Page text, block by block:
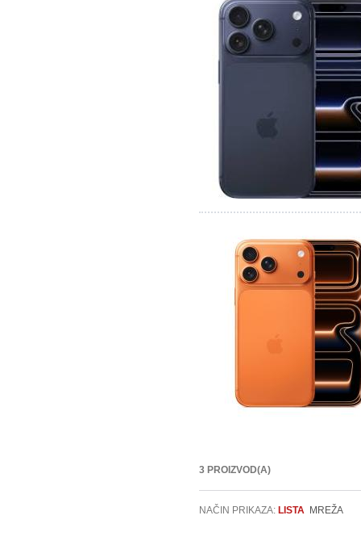
3 PROIZVOD(A)
NAČIN PRIKAZA: LISTA MREŽA